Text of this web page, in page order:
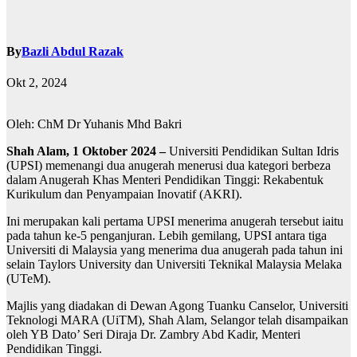
ByBazli Abdul Razak
Okt 2, 2024
Oleh: ChM Dr Yuhanis Mhd Bakri
Shah Alam, 1 Oktober 2024 –Universiti Pendidikan Sultan Idris
(UPSI) memenangi dua anugerah menerusi dua kategori berbeza
dalam Anugerah Khas Menteri Pendidikan Tinggi: Rekabentuk
Kurikulum dan Penyampaian Inovatif (AKRI).
Ini merupakan kali pertama UPSI menerima anugerah tersebut iaitu
pada tahun ke-5 penganjuran. Lebih gemilang, UPSI antara tiga
Universiti di Malaysia yang menerima dua anugerah pada tahun ini
selain Taylors University dan Universiti Teknikal Malaysia Melaka
(UTeM).
Majlis yang diadakan di Dewan Agong Tuanku Canselor, Universiti
Teknologi MARA (UiTM), Shah Alam, Selangor telah disampaikan
oleh YB Dato’ Seri Diraja Dr. Zambry Abd Kadir, Menteri
Pendidikan Tinggi.